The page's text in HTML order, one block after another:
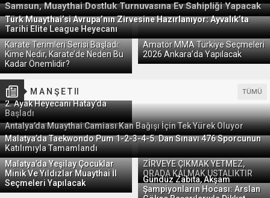
Vasfi AŞÇI
28 Temmuz 2026 01:21
GEBZE, ULUSLARARASI KARATEDE YENİ BİR MARKA
OLMA YOLUNDA
Yakup MELETLİ
Spor Psikolojisinin Karate-do Yolundaki Yeri
Samsun, Muaythai Dostluk Turnuvasına Ev Sahipliği Yapacak
Türk Muaythai’si Avrupa’nın Zirvesine Hazırlanıyor: Ayvalık’ta
Tarihi Elite League Heyecanı
Karate Terimleri Serisi Başladı:
Kime Nedir, Karate’de Neden Bu
Kadar Önemlidir?
Amatör MMA Türkiye Seçmeleri
2026 Ankara’da Yapılacak
M A N Ş E T II TÜMÜ
Spor Toto Muaythai Süper Ligi
2. Ayak Heyecanı Hatay’da
Başladı
Antalya’da Muaythai Camiası Kan Bağışı İçin Tek Yürek Oluyor
Malatya’da Taekwondo Pum 1-2-3-4-5. Dan Sınavı 476 Sporcunun
Katılımıyla Tamamlandı
ZİRVEYE ÇIKMAK YETMEZ,
ORADA KALMAK USTALIKTIR
Malatya’da Yeşilay Çocuklar
Minik Ve Yıldızlar Muaythai İl
Seçmeleri Yapılacak
Gündüz Zabıta, Akşam
Şampiyonların Hocası: Arslan